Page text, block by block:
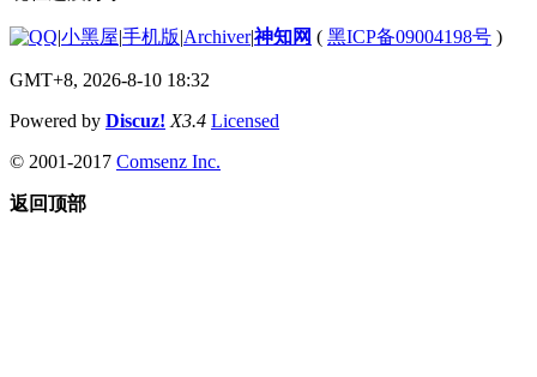
|小黑屋|手机版|Archiver|神知网 ( 黑ICP备09004198号 )
GMT+8, 2026-8-10 18:32
Powered by Discuz! X3.4 Licensed
© 2001-2017 Comsenz Inc.
返回顶部